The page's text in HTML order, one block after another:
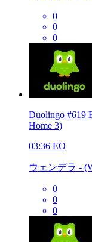
0
0
0
Duolingo #619
Home 3)
03:36 EO
ウェンデラ -
0
0
0